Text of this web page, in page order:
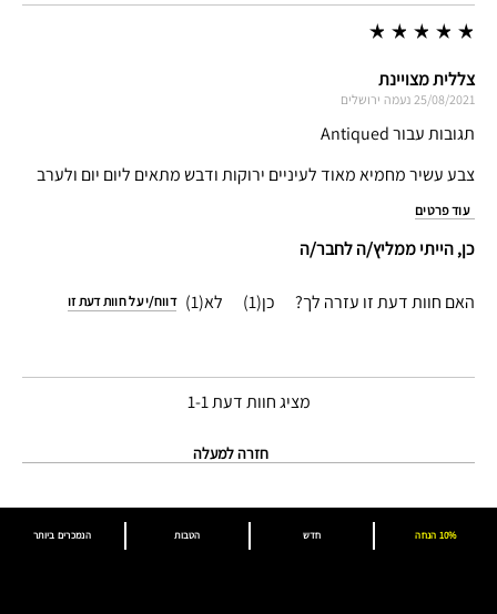
צללית מצויינת
25/08/2021 נעמה ירושלים
תגובות עבור Antiqued
צבע עשיר מחמיא מאוד לעיניים ירוקות ודבש מתאים ליום יום ולערב
עוד פרטים
כן, הייתי ממליץ/ה לחבר/ה
האם חוות דעת זו עזרה לך? 1
1 דווח/י על חוות דעת זו
מציג חוות דעת1-1
חזרה למעלה
הנמכרים ביותר הטבות חדש 10% הנחה